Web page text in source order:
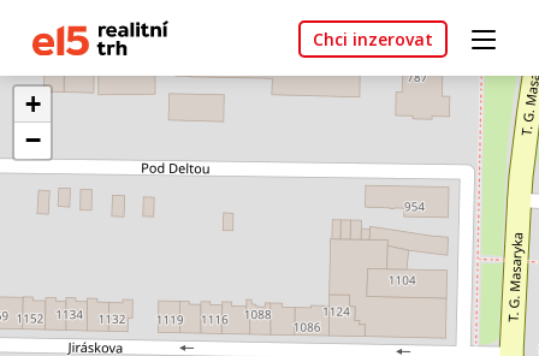
Chci inzerovat
+
−